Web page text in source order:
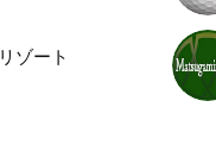
ゾート